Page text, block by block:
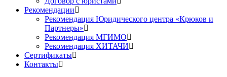
Рекомендации
Рекомендация Юридического центра «Крюков и
Партнеры»
Рекомендация МГИМО
Рекомендация ХИТАЧИ
Сертификаты
Контакты